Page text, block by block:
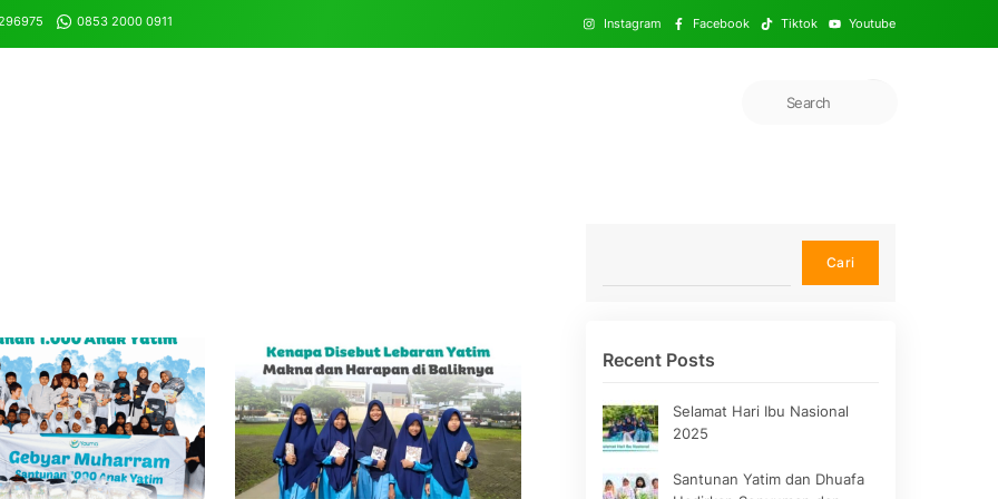
0853 2000 0911 Instagram Facebook Tiktok Youtube
Cari
Recent Posts
Selamat Hari Ibu Nasional
2025
Santunan Yatim dan Dhuafa